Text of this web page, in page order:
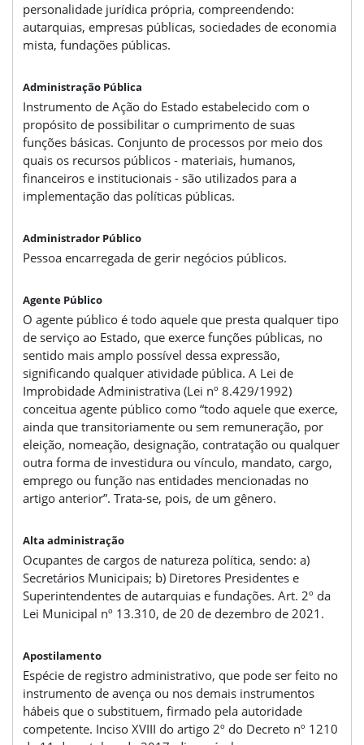
personalidade jurídica própria, compreendendo:
autarquias, empresas públicas, sociedades de economia
mista, fundações públicas.
Administração Pública
Instrumento de Ação do Estado estabelecido com o
propósito de possibilitar o cumprimento de suas
funções básicas. Conjunto de processos por meio dos
quais os recursos públicos - materiais, humanos,
financeiros e institucionais - são utilizados para a
implementação das políticas públicas.
Administrador Público
Pessoa encarregada de gerir negócios públicos.
Agente Público
O agente público é todo aquele que presta qualquer tipo
de serviço ao Estado, que exerce funções públicas, no
sentido mais amplo possível dessa expressão,
significando qualquer atividade pública. A Lei de
Improbidade Administrativa (Lei nº 8.429/1992)
conceitua agente público como “todo aquele que exerce,
ainda que transitoriamente ou sem remuneração, por
eleição, nomeação, designação, contratação ou qualquer
outra forma de investidura ou vínculo, mandato, cargo,
emprego ou função nas entidades mencionadas no
artigo anterior”. Trata-se, pois, de um gênero.
Alta administração
Ocupantes de cargos de natureza política, sendo: a)
Secretários Municipais; b) Diretores Presidentes e
Superintendentes de autarquias e fundações. Art. 2º da
Lei Municipal nº 13.310, de 20 de dezembro de 2021.
Apostilamento
Espécie de registro administrativo, que pode ser feito no
instrumento de avença ou nos demais instrumentos
hábeis que o substituem, firmado pela autoridade
competente. Inciso XVIII do artigo 2º do Decreto nº 1210